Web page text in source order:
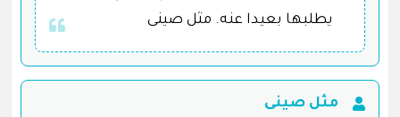
يطلبها بعيدا عنه. مثل صينى
مثل صينى